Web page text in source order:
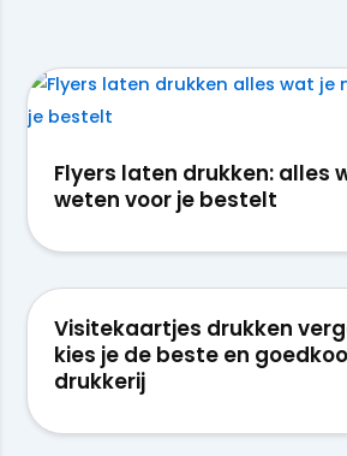
Flyers laten drukken: alles
weten voor je bestelt
Visitekaartjes drukken
kies je de beste en
drukkerij